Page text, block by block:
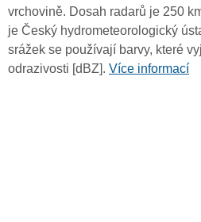
vrchovině. Dosah radarů je 250
je Český hydrometeorologický
srážek se používají barvy, které
odrazivosti [dBZ]. Více informací